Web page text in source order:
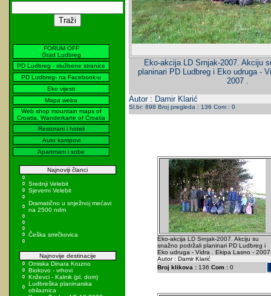
FORUM OFF
Grad Ludbreg
PD Ludbreg - službene stranice
PD Ludbreg- na Facebook-u
Eko vijesti
Mapa weba
Web shop mountain maps of
Croatia, Wanderkarte of Croatia
Restorani i hoteli
Auto kampovi
Apartmani i sobe
Najnoviji članci
Srednji Velebit
Sjeverni Velebit
Dramatično u snježnoj mećavi
na 2500 ndm
Češka smrčkovica
Najnovije destinacije
Omiska Dinara Kruzno
Biokovo - vrhovi
Križevci - Kalnik (pl. dom)
Ludbreška planinarska
obilaznica
Eko-akcija LD Srnjak-2007. Akciju
planinari PD Ludbreg i Eko udruga -
2007 .
Autor : Damir Klarić
Sl.br: 898 Broj pregleda : 136 Com : 0
Eko-akcija LD Srnjak-2007. Akciju su
snažno podržali planinari PD Ludbreg i
Eko udruga - Vidra . Ekipa Lasno -
Autor : Damir Klarić
Broj klikova :136 Com :0